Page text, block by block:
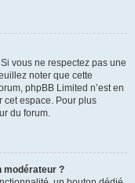
vous ne respectez pas une
noter que cette
phpBB Limited n’est en
cet espace. Pour plus
du forum.
modérateur ?